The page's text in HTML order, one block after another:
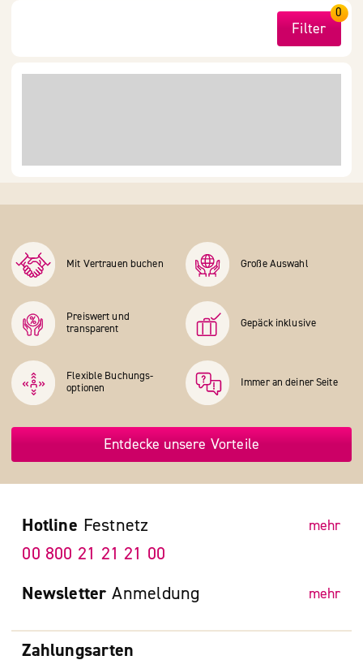
Filter
0
Mit Vertrauen buchen Große Auswahl
Preiswert und
transparent
Gepäck inklusive
Flexible Buchungs­
optionen
Immer an deiner Seite
Entdecke unsere Vorteile
Zahlungsarten
Hotline Festnetz mehr
00 800 21 21 21 00
Newsletter Anmeldung mehr